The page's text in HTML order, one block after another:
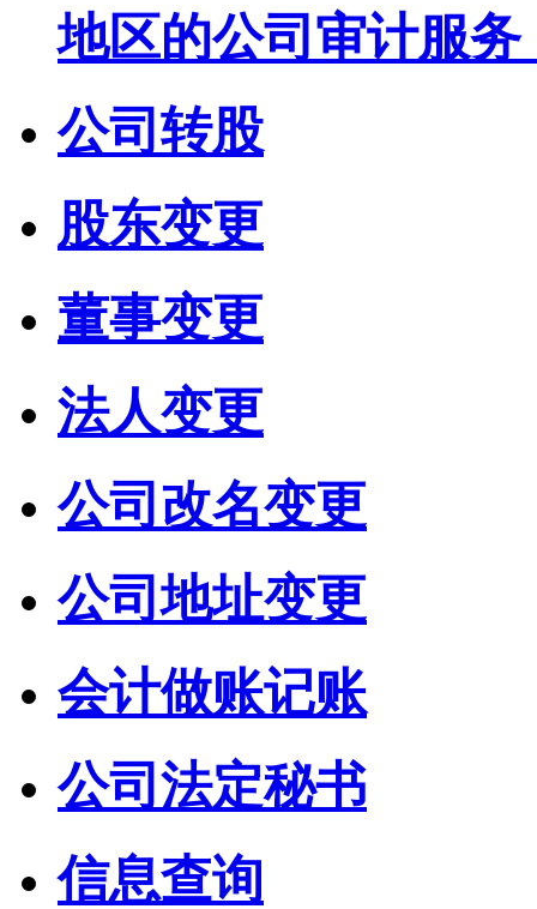
地区的公司审计服务
公司转股
股东变更
董事变更
法人变更
公司改名变更
公司地址变更
会计做账记账
公司法定秘书
信息查询